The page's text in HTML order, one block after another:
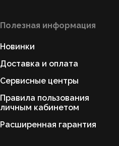
Полезная информация
Новинки
Доставка и оплата
Сервисные центры
Правила пользования
личным кабинетом
Расширенная гарантия